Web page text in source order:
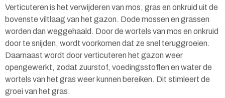
Verticuteren is het verwijderen van mos, gras en onkruid uit de
bovenste viltlaag van het gazon. Dode mossen en grassen
worden dan weggehaald. Door de wortels van mos en onkruid
door te snijden, wordt voorkomen dat ze snel teruggroeien.
Daarnaast wordt door verticuteren het gazon weer
opengewerkt, zodat zuurstof, voedingsstoffen en water de
wortels van het gras weer kunnen bereiken. Dit stimleert de
groei van het gras.